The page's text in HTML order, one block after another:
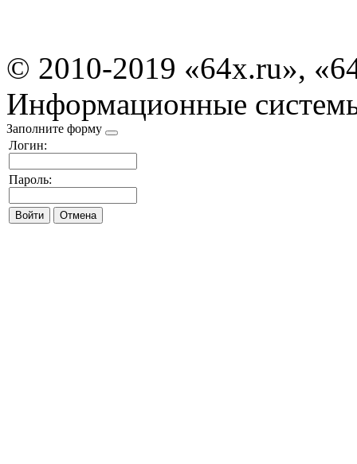
© 2010-2019 «64x.ru»,
Информационные
Заполните форму
Логин:
Пароль: